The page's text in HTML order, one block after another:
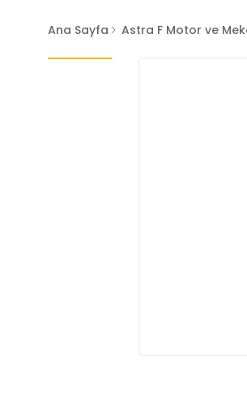
Ana Sayfa Astra F Motor ve